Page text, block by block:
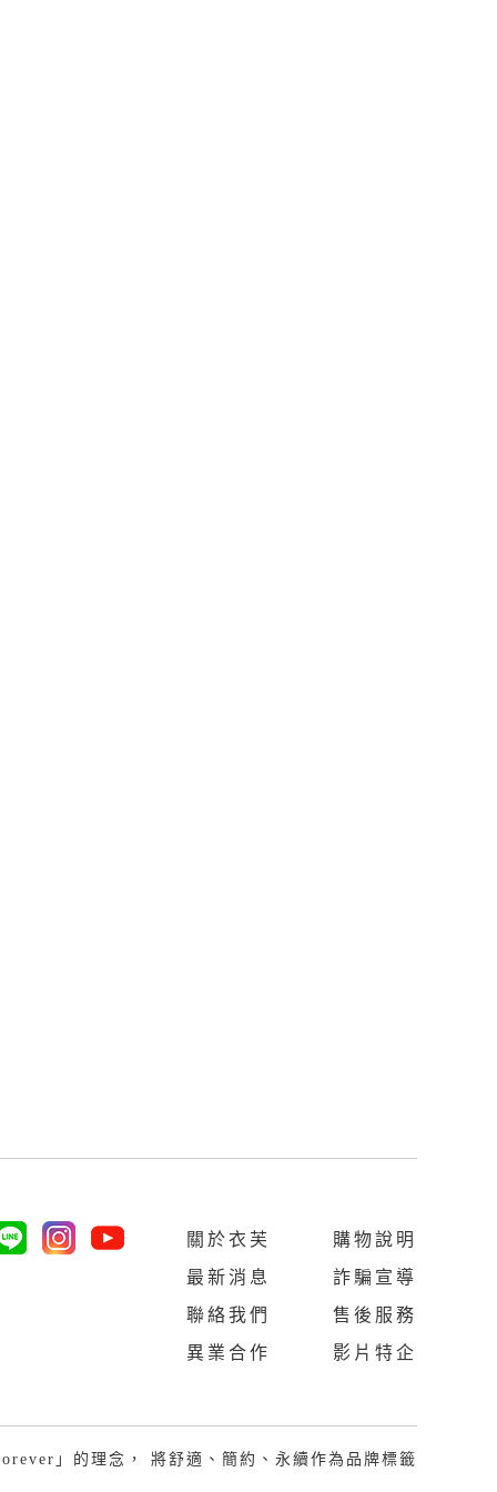
購物說明
詐騙宣導
售後服務
影片特企
關於衣芙
最新消息
聯絡我們
異業合作
」的理念， 將舒適、簡約、永續作為品牌標籤